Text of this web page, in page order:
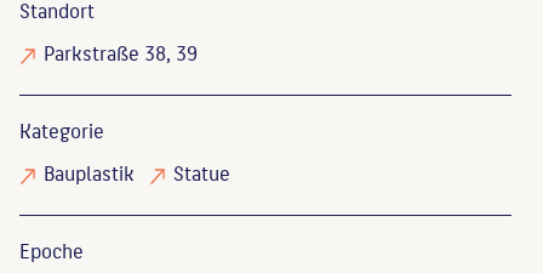
Standort
Parkstraße 38, 39
Kategorie
Bauplastik
Statue
Epoche